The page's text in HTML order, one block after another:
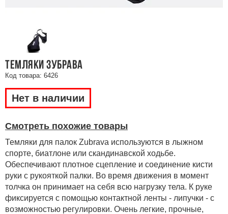
ТЕМЛЯКИ ЗУБРАВА
Код товара: 6426
Нет в наличии
Смотреть похожие товары
Темляки для палок Zubrava используются в лыжном
спорте, биатлоне или скандинавской ходьбе.
Обеспечивают плотное сцепление и соединение кисти
руки с рукояткой палки. Во время движения в момент
толчка он принимает на себя всю нагрузку тела. К руке
фиксируется с помощью контактной ленты - липучки - с
возможностью регулировки. Очень легкие, прочные,